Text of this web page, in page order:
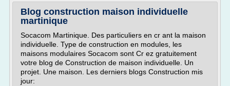
Blog construction maison individuelle
martinique
Socacom Martinique. Des particuliers en cr ant la maison
individuelle. Type de construction en modules, les
maisons modulaires Socacom sont Cr ez gratuitement
votre blog de Construction de maison individuelle. Un
projet. Une maison. Les derniers blogs Construction mis
jour: